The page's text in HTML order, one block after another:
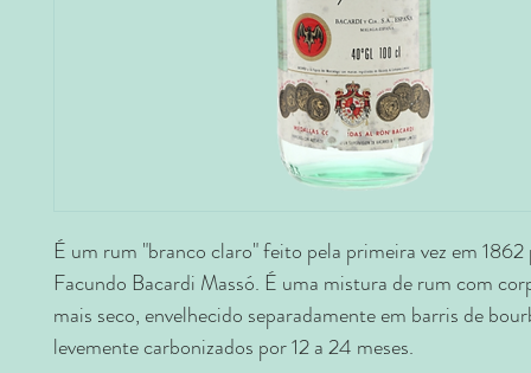
É um rum "branco claro" feito pela primeira vez em
Facundo Bacardi Massó. É uma mistura de rum com
mais seco, envelhecido separadamente em barris de
levemente carbonizados por 12 a 24 meses.